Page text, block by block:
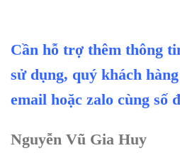
Cần hỗ trợ thêm thông
sử dụng, quý khách
email hoặc zalo cùng số
Nguyễn Vũ Gia Huy